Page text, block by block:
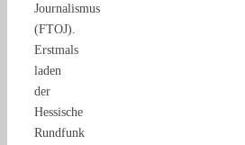
Journalismus
(FTOJ).
Erstmals
laden
der
Hessische
Rundfunk